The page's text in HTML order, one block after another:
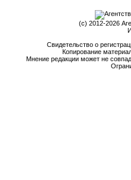
(c) 2012-2026
Свидетельство о
Копирование
Мнение редакции может не